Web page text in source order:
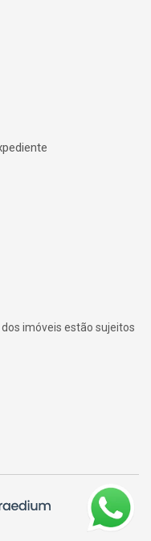
imóveis estão sujeitos